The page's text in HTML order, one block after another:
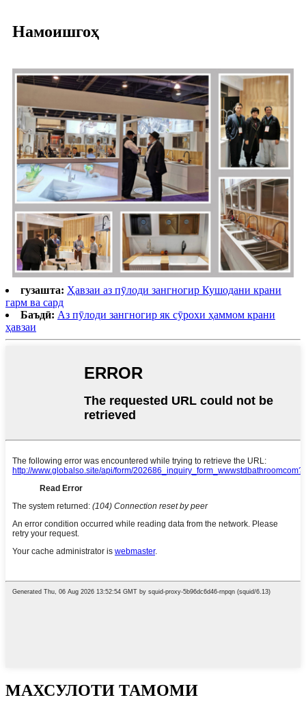
Намоишгоҳ
гузашта: Ҳавзаи аз пӯлоди зангногир Кушодани крани
гарм ва сард
Баъдӣ: Аз пӯлоди зангногир як сӯрохи ҳаммом крани
ҳавзаи
МАХСУЛОТИ ТАМОМИ